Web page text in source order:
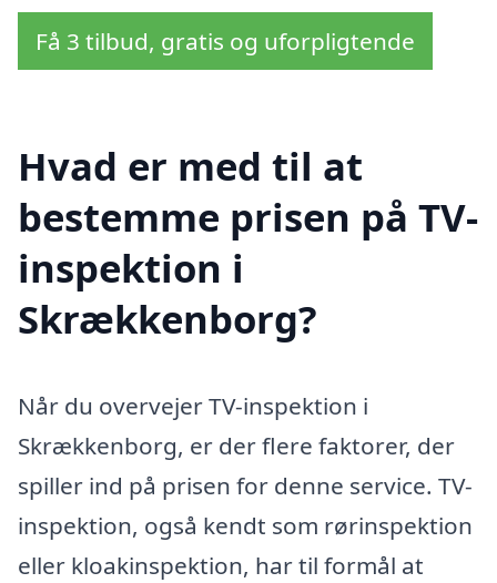
Få 3 tilbud, gratis og uforpligtende
Hvad er med til at
bestemme prisen på TV-
inspektion i
Skrækkenborg?
Når du overvejer TV-inspektion i
Skrækkenborg, er der flere faktorer, der
spiller ind på prisen for denne service. TV-
inspektion, også kendt som rørinspektion
eller kloakinspektion, har til formål at